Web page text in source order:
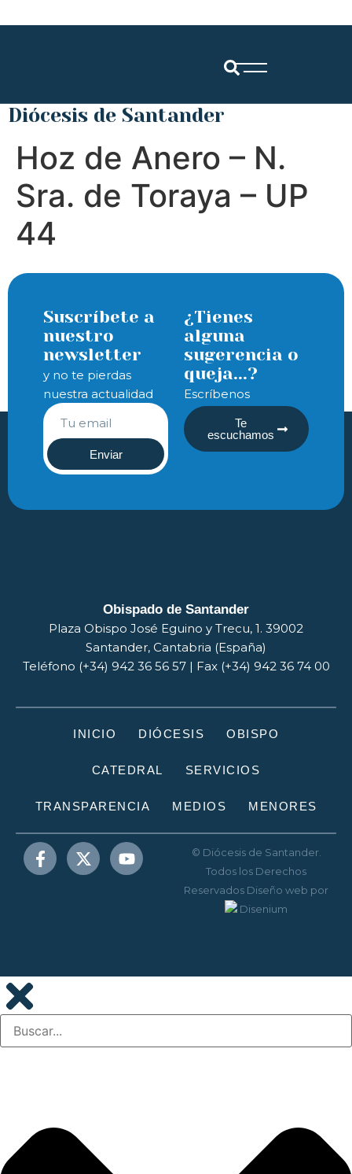
Diócesis de Santander
Hoz de Anero – N.
Sra. de Toraya – UP
44
Suscríbete a
nuestro
newsletter
y no te pierdas
nuestra actualidad
Enviar
¿Tienes
alguna
sugerencia o
queja...?
Escríbenos
Te
escuchamos
Obispado de Santander
Plaza Obispo José Eguino y Trecu, 1. 39002
Santander, Cantabria (España)
Teléfono (+34) 942 36 56 57 | Fax (+34) 942 36 74 00
INICIO DIÓCESIS OBISPO
CATEDRAL SERVICIOS
TRANSPARENCIA MEDIOS MENORES
© Diócesis de Santander.
Todos los Derechos
Reservados Diseño web por
Disenium